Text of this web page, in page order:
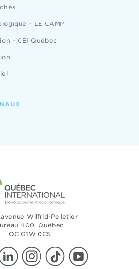
- LE CAMP
- CEI Québec
avenue Wilfrid-Pelletier
400, Québec
QC G1W 0C5